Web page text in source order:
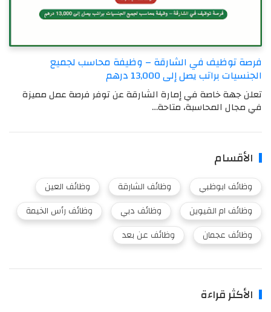
فرصة توظيف في الشارقة – وظيفة محاسب لجميع
الجنسيات براتب يصل إلى 13,000 درهم
تعلن جهة خاصة في إمارة الشارقة عن توفر فرصة عمل مميزة
في مجال المحاسبة، متاحة…
الأقسام
وظائف ابوظبي وظائف الشارقة
وظائف العين
وظائف ام القيوين
وظائف دبي
وظائف رأس الخيمة
وظائف عجمان
وظائف عن بعد
الأكثر قراءة